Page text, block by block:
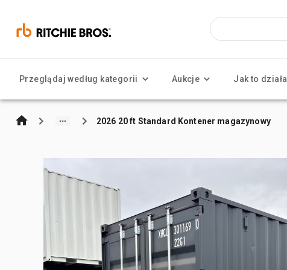
Przeglądaj według kategorii Aukcje Jak to działa
2026 20 ft Standard Kontener magazynowy